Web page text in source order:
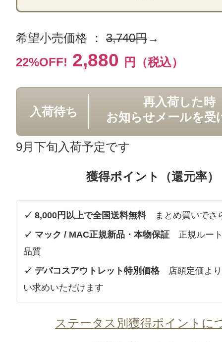
希望小売価格 ： 3,740円→
22%OFF! 2,880 円（税込）
入荷待ち
再入荷した時
お知らせメールを受
9月下旬入荷予定です
獲得ポイント（還元率）
✓ 8,000円以上で全国送料無料まとめ買いでさ
✓ マック / MAC正規新品・本物保証 正規ルー
品質
✓ デパコスアウトレット特別価格店頭定価より
い求めいただけます
ステータス別獲得ポイントに